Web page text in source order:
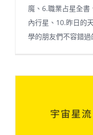
魔、6.職業占星全
內行星、10.昨日的
學的朋友們不容錯過